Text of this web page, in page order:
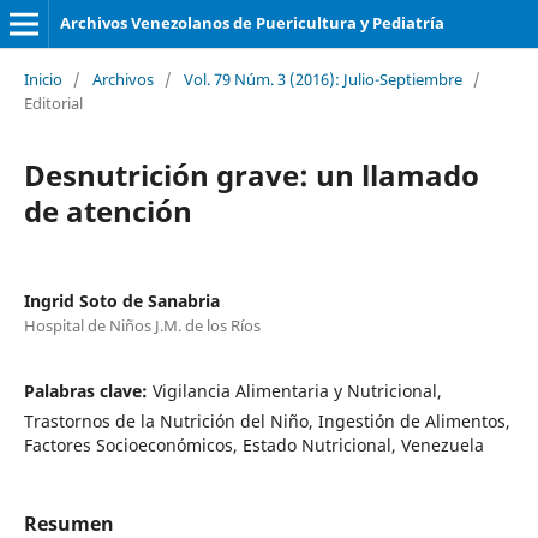
Archivos Venezolanos de Puericultura y Pediatría
Inicio / Archivos / Vol. 79 Núm. 3 (2016): Julio-Septiembre /
Editorial
Desnutrición grave: un llamado
de atención
Ingrid Soto de Sanabria
Hospital de Niños J.M. de los Ríos
Palabras clave: Vigilancia Alimentaria y Nutricional,
Trastornos de la Nutrición del Niño, Ingestión de Alimentos,
Factores Socioeconómicos, Estado Nutricional, Venezuela
Resumen